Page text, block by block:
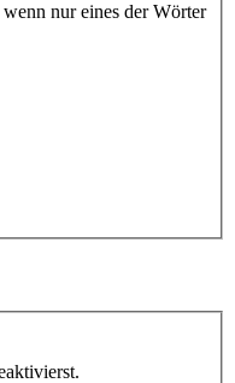
nur eines der Wörter